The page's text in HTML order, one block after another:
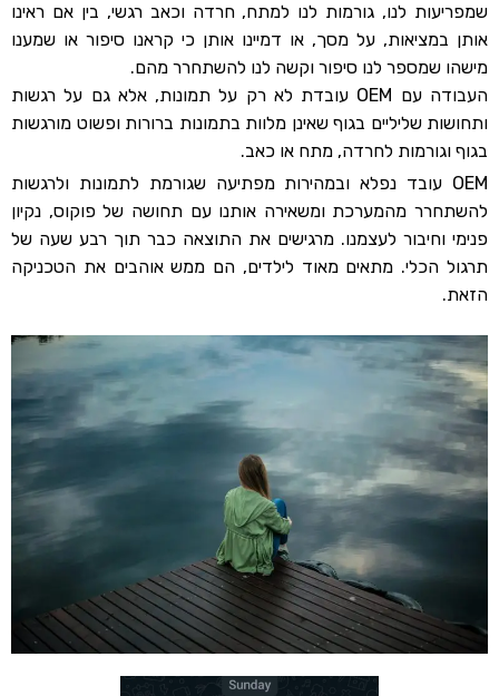
שמפריעות לנו, גורמות לנו למתח, חרדה וכאב רגשי, בין אם ראינו
אותן במציאות, על מסך, או דמיינו אותן כי קראנו סיפור או שמענו
מישהו שמספר לנו סיפור וקשה לנו להשתחרר מהם.
העבודה עם OEM עובדת לא רק על תמונות, אלא גם על רגשות
ותחושות שליליים בגוף שאינן מלוות בתמונות ברורות ופשוט מורגשות
בגוף וגורמות לחרדה, מתח או כאב.
OEM עובד נפלא ובמהירות מפתיעה שגורמת לתמונות ולרגשות
להשתחרר מהמערכת ומשאירה אותנו עם תחושה של פוקוס, נקיון
פנימי וחיבור לעצמנו. מרגישים את התוצאה כבר תוך רבע שעה של
תרגול הכלי. מתאים מאוד לילדים, הם ממש אוהבים את הטכניקה
הזאת.